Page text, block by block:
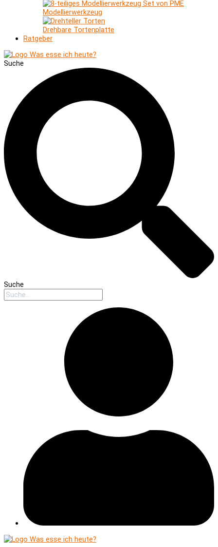
Modellierwerkzeug
Drehbare Tortenplatte
Ratgeber
Suche
Suche